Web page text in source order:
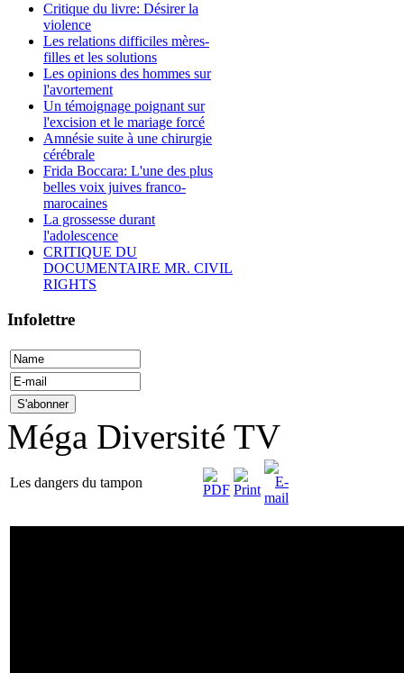
Critique du livre: Désirer la
violence
Les relations difficiles mères-
filles et les solutions
Les opinions des hommes sur
l'avortement
Un témoignage poignant sur
l'excision et le mariage forcé
Amnésie suite à une chirurgie
cérébrale
Frida Boccara: L'une des plus
belles voix juives franco-
marocaines
La grossesse durant
l'adolescence
CRITIQUE DU
DOCUMENTAIRE MR. CIVIL
RIGHTS
Infolettre
Méga Diversité TV
Les dangers du tampon